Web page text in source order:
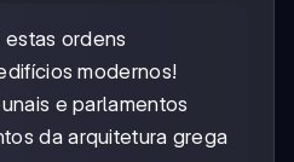
estas ordens
modernos!
e parlamentos
da arquitetura grega